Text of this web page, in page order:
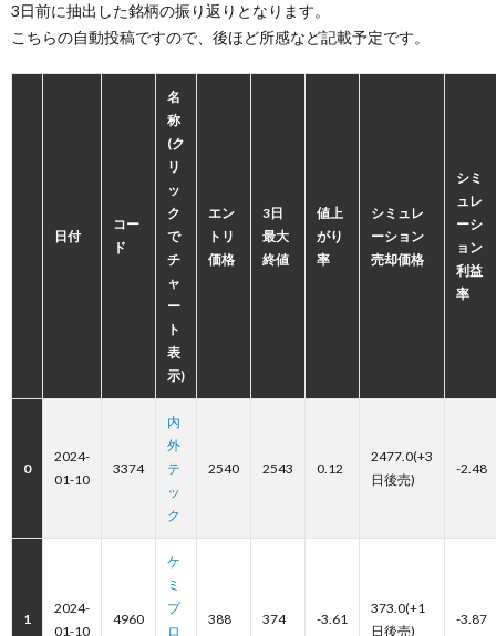
3日前に抽出した銘柄の振り返りとなります。
こちらの自動投稿ですので、後ほど所感など記載予定です。
日付
コー
ド
名
称
(ク
リ
ッ
ク
で
チ
ャ
ー
ト
表
示)
エン
トリ
価格
3日
最大
終値
値上
がり
率
シミュレ
ーション
売却価格
シミ
ュレ
ーシ
ョン
利益
率
0
2024-
01-10
3374
内
外
テ
ッ
ク
2540 2543 0.12
2477.0(+3
日後売)
-2.48
1
2024-
01-10
4960
ケ
ミ
プ
ロ
388 374 -3.61
373.0(+1
日後売)
-3.87